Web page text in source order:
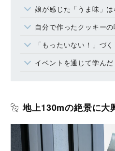
娘が感じた「うま味」は
自分で作ったクッキーの
「もったいない！」づくし
イベントを通じて学ん
地上130mの絶景に大